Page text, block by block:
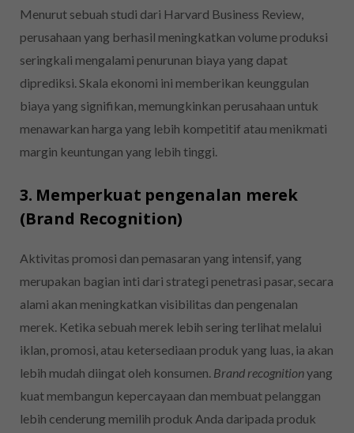
Menurut sebuah studi dari Harvard Business Review,
perusahaan yang berhasil meningkatkan volume produksi
seringkali mengalami penurunan biaya yang dapat
diprediksi. Skala ekonomi ini memberikan keunggulan
biaya yang signifikan, memungkinkan perusahaan untuk
menawarkan harga yang lebih kompetitif atau menikmati
margin keuntungan yang lebih tinggi.
3. Memperkuat pengenalan merek
(Brand Recognition)
Aktivitas promosi dan pemasaran yang intensif, yang
merupakan bagian inti dari strategi penetrasi pasar, secara
alami akan meningkatkan visibilitas dan pengenalan
merek. Ketika sebuah merek lebih sering terlihat melalui
iklan, promosi, atau ketersediaan produk yang luas, ia akan
lebih mudah diingat oleh konsumen. Brand recognitionyang
kuat membangun kepercayaan dan membuat pelanggan
lebih cenderung memilih produk Anda daripada produk